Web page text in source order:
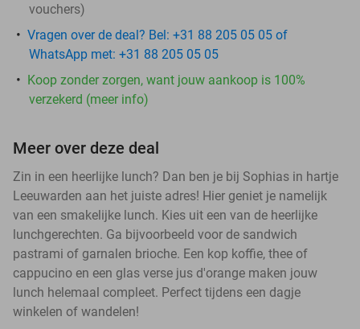
vouchers)
Vragen over de deal? Bel: +31 88 205 05 05 of
WhatsApp met: +31 88 205 05 05
Koop zonder zorgen, want jouw aankoop is 100%
verzekerd (meer info)
Meer over deze deal
Zin in een heerlijke lunch? Dan ben je bij Sophias in hartje
Leeuwarden aan het juiste adres! Hier geniet je namelijk
van een smakelijke lunch. Kies uit een van de heerlijke
lunchgerechten. Ga bijvoorbeeld voor de sandwich
pastrami of garnalen brioche. Een kop koffie, thee of
cappucino en een glas verse jus d'orange maken jouw
lunch helemaal compleet. Perfect tijdens een dagje
winkelen of wandelen!